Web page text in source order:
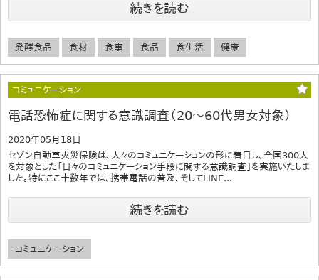
続きを読む
発酵食品 食材 食事 食品 食生活 健康
コミュニケーション
電話恐怖症に関する意識調査（20～60代男女対象）
2020年05月18日
セゾン自動車火災保険は、人々のコミュニケーションの形に着目し、全国300人
を対象とした「日々のコミュニケーション手段に関する意識調査」を実施いたしま
した。特にここ十数年では、携帯電話の普及、そしてLINE...
続きを読む
コミュニケーション